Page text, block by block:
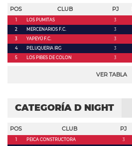
POS CLUB PJ
1 LOS PUMITAS 3
2
MERCENARIOS F.C. 3
3
YAPEYÚ F.C. 3
4
PELUQUERIA IRG 3
5
LOS PIBES DE COLON 3
VER TABLA
CATEGORÍA D NIGHT
POS CLUB PJ
1 PEICA CONSTRUCTORA 3